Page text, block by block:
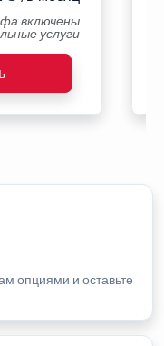
включены
услуги
опциями и оставьте